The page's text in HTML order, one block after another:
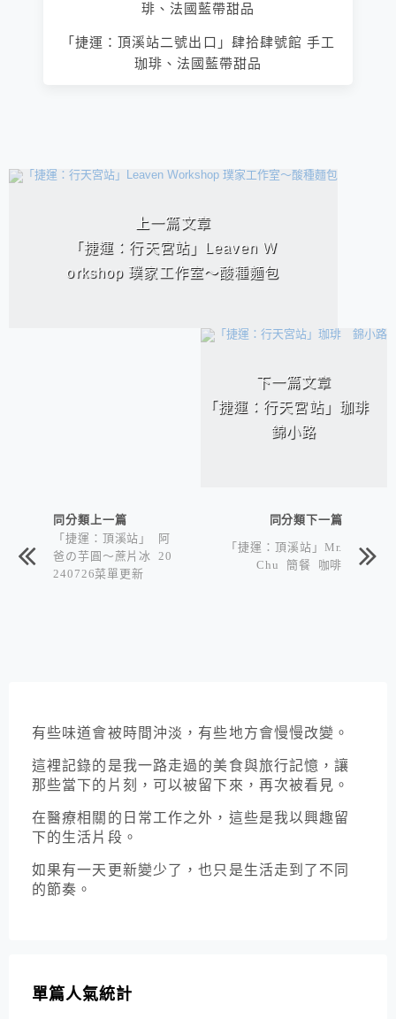
「捷運：頂溪站二號出口」肆拾肆號館 手工
珈琲、法國藍帶甜品
相連文章
上一篇文章
「捷運：行天宮站」Leaven Ｗ
orkshop 璞家工作室～酸種麵包
下一篇文章
「捷運：行天宮站」珈琲
錦小路
同分類上一篇
「捷運：頂溪站」 阿
爸の芋圓～蔗片冰 20
240726菜單更新
同分類下一篇
「捷運：頂溪站」Mr.
Chu 簡餐 咖啡
有些味道會被時間沖淡，有些地方會慢慢改變。
這裡記錄的是我一路走過的美食與旅行記憶，讓
那些當下的片刻，可以被留下來，再次被看見。
在醫療相關的日常工作之外，這些是我以興趣留
下的生活片段。
如果有一天更新變少了，也只是生活走到了不同
的節奏。
單篇人氣統計